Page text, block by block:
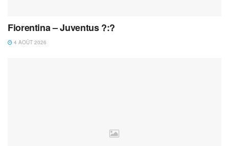
Fiorentina – Juventus ?:?
4 AOÛT 2026